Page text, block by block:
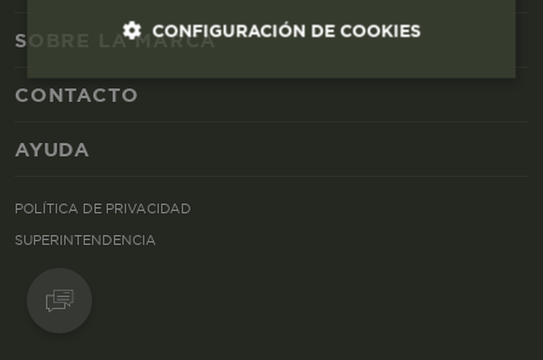
SOBRE LA MARCA
CONTACTO
AYUDA
POLÍTICA DE PRIVACIDAD
SUPERINTENDENCIA
CONFIGURACIÓN DE COOKIES